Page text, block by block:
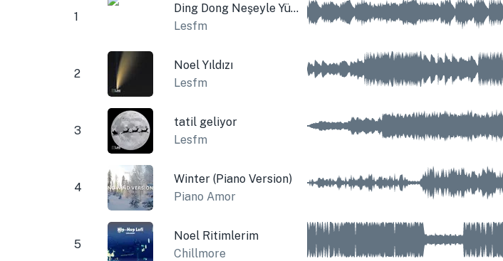
1
Ding Dong Neşeyle Yükseliyor (Noel Çanları)
Lesfm
2
Noel Yıldızı
Lesfm
3
tatil geliyor
Lesfm
4
Winter (Piano Version)
Piano Amor
5
Noel Ritimlerim
Chillmore